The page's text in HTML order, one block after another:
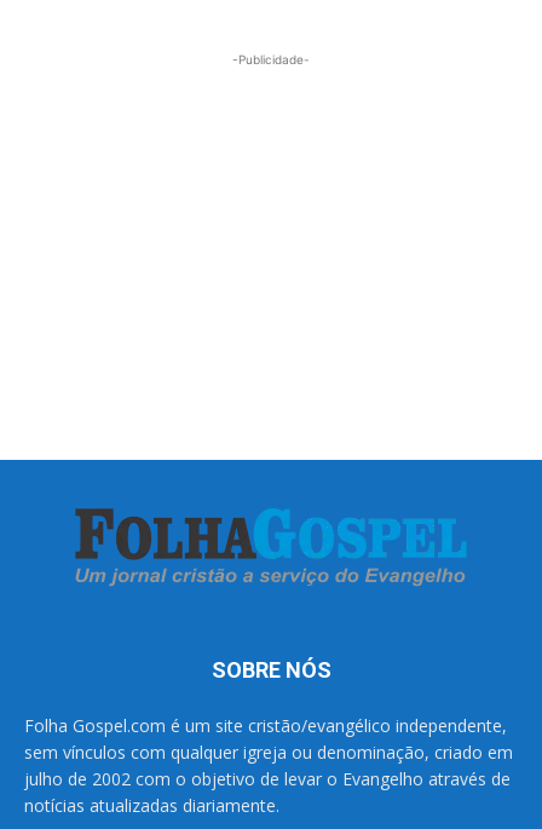
-Publicidade-
SOBRE NÓS
Folha Gospel.com é um site cristão/evangélico independente,
sem vínculos com qualquer igreja ou denominação, criado em
julho de 2002 com o objetivo de levar o Evangelho através de
notícias atualizadas diariamente.